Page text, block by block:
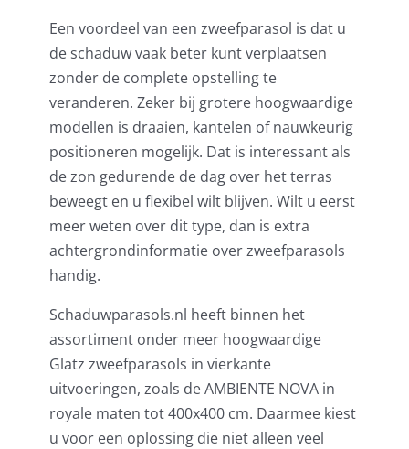
Een voordeel van een zweefparasol is dat u
de schaduw vaak beter kunt verplaatsen
zonder de complete opstelling te
veranderen. Zeker bij grotere hoogwaardige
modellen is draaien, kantelen of nauwkeurig
positioneren mogelijk. Dat is interessant als
de zon gedurende de dag over het terras
beweegt en u flexibel wilt blijven. Wilt u eerst
meer weten over dit type, dan is extra
achtergrondinformatie over zweefparasols
handig.
Schaduwparasols.nl heeft binnen het
assortiment onder meer hoogwaardige
Glatz zweefparasols in vierkante
uitvoeringen, zoals de AMBIENTE NOVA in
royale maten tot 400x400 cm. Daarmee kiest
u voor een oplossing die niet alleen veel